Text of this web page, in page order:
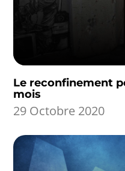
Le reconfinement
mois
29 Octobre 2020